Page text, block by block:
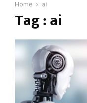
Home ai
Tag : ai